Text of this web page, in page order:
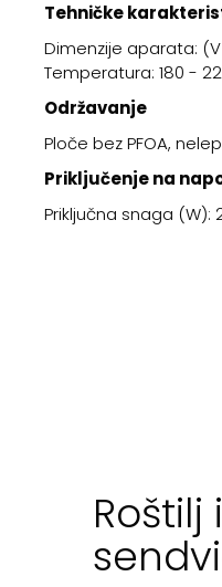
Tehničke
Dimenzije aparata: (V
Temperatura: 180 -
Održavanje
Ploče bez PFOA,
Priključenje na
Priključna snaga (W):
Roštilj